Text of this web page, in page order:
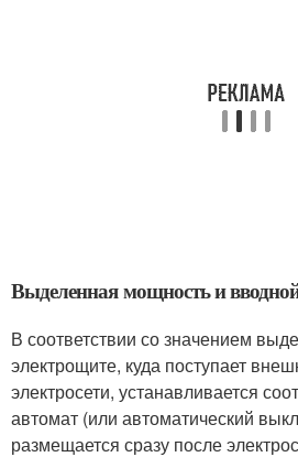
Выделенная мощность и
В соответствии со значением
электрощите, куда поступает
электросети, устанавливается
автомат (или автоматический
размещается сразу после